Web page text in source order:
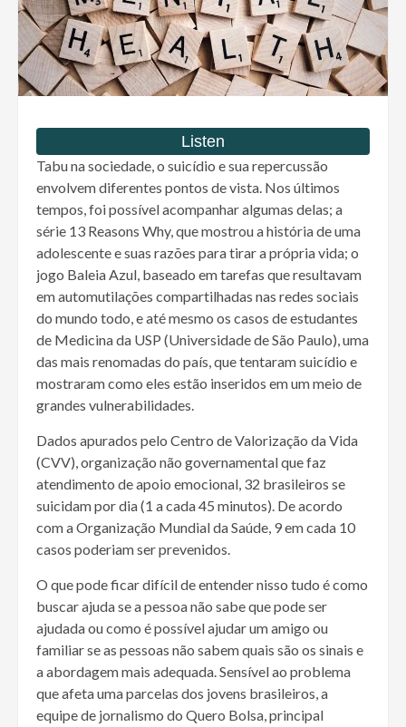
Tabu na sociedade, o suicídio e sua repercussão
envolvem diferentes pontos de vista. Nos últimos
tempos, foi possível acompanhar algumas delas; a
série 13 Reasons Why, que mostrou a história de uma
adolescente e suas razões para tirar a própria vida; o
jogo Baleia Azul, baseado em tarefas que resultavam
em automutilações compartilhadas nas redes sociais
do mundo todo, e até mesmo os casos de estudantes
de Medicina da USP (Universidade de São Paulo), uma
das mais renomadas do país, que tentaram suicídio e
mostraram como eles estão inseridos em um meio de
grandes vulnerabilidades.
Dados apurados pelo Centro de Valorização da Vida
(CVV), organização não governamental que faz
atendimento de apoio emocional, 32 brasileiros se
suicidam por dia (1 a cada 45 minutos). De acordo
com a Organização Mundial da Saúde, 9 em cada 10
casos poderiam ser prevenidos.
O que pode ficar difícil de entender nisso tudo é como
buscar ajuda se a pessoa não sabe que pode ser
ajudada ou como é possível ajudar um amigo ou
familiar se as pessoas não sabem quais são os sinais e
a abordagem mais adequada. Sensível ao problema
que afeta uma parcelas dos jovens brasileiros, a
equipe de jornalismo do Quero Bolsa, principal